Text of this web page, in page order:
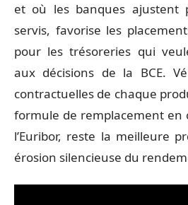
et où les banques ajustent
servis, favorise les
pour les trésoreries qui
aux décisions de la BCE.
contractuelles de chaque
formule de remplacement en
l’Euribor, reste la meilleure
érosion silencieuse du